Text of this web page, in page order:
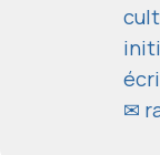
✉